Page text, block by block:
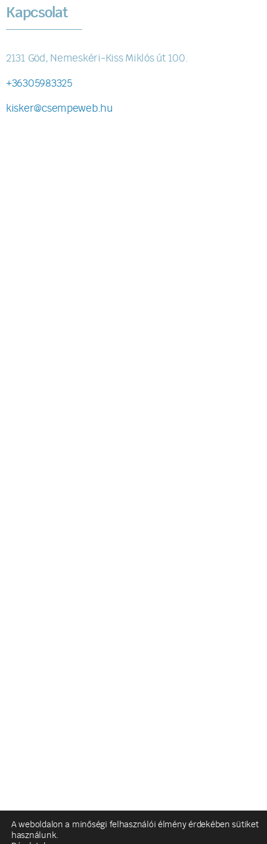
Kapcsolat
2131 Göd, Nemeskéri-Kiss Miklós út 100.
+36305983325
kisker@csempeweb.hu
A weboldalon a minőségi felhasználói élmény érdekében sütiket
használunk.